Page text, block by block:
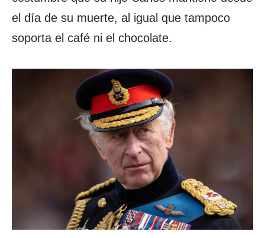
el día de su muerte, al igual que tampoco
soporta el café ni el chocolate.